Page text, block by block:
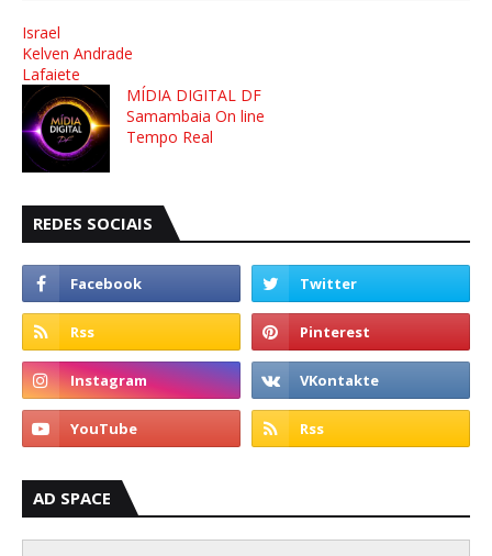
Israel
Kelven Andrade
Lafaiete
MÍDIA DIGITAL DF
Samambaia On line
Tempo Real
REDES SOCIAIS
AD SPACE